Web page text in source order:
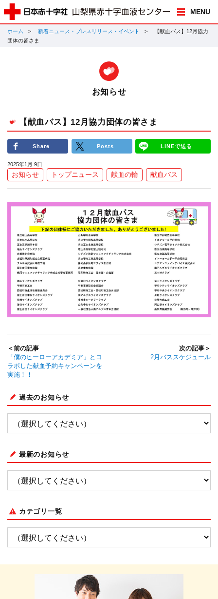
MENU
ホーム 新着ニュース・プレスリリース・イベント
【献血バス】12月協力
団体の皆さま
お知らせ
【献血バス】12月協力団体の皆さま
Share Posts LINEで送る
2025年1月 9日
お知らせ トップニュース 献血の輪 献血バス
＜前の記事
「僕のヒーローアカデミア」とコ
ラボした献血予約キャンペーンを
実施！！
次の記事＞
2月バススケジュール
過去のお知らせ
最新のお知らせ
カテゴリ一覧